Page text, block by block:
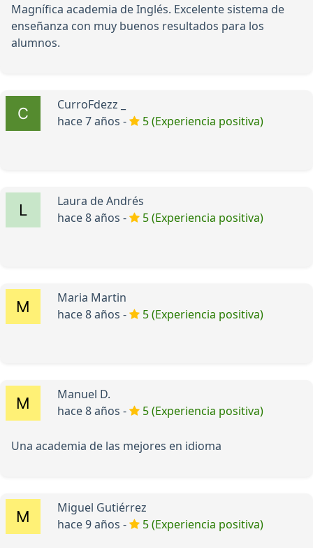
Magnífica academia de Inglés. Excelente sistema de
enseñanza con muy buenos resultados para los
alumnos.
CurroFdezz _
hace 7 años -
5 (Experiencia positiva)
Laura de Andrés
hace 8 años -
5 (Experiencia positiva)
Maria Martin
hace 8 años -
5 (Experiencia positiva)
Manuel D.
hace 8 años -
5 (Experiencia positiva)
Una academia de las mejores en idioma
Miguel Gutiérrez
hace 9 años -
5 (Experiencia positiva)